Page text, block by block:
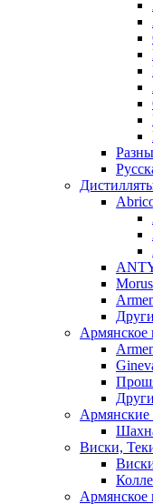
Morus
Армянское
Армянские
Виски,
Армянское